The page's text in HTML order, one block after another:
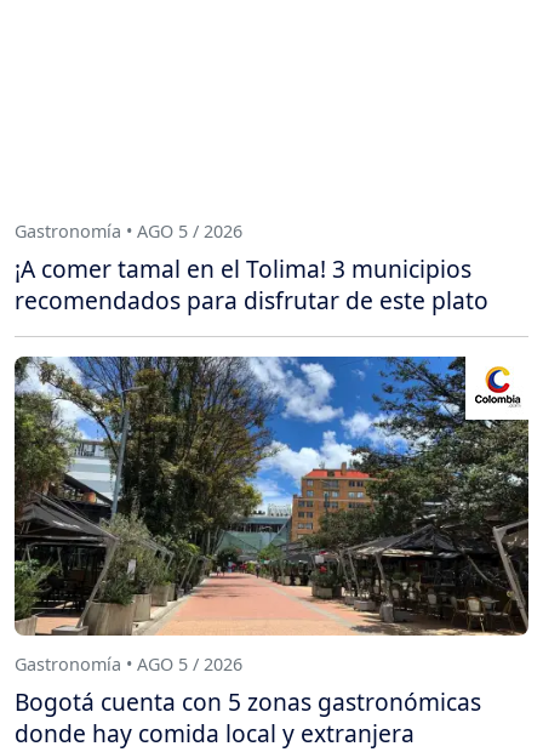
Gastronomía • AGO 5 / 2026
¡A comer tamal en el Tolima! 3 municipios
recomendados para disfrutar de este plato
Gastronomía • AGO 5 / 2026
Bogotá cuenta con 5 zonas gastronómicas
donde hay comida local y extranjera